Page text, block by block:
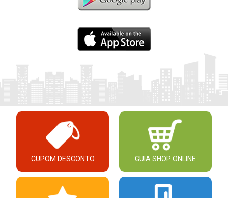
CUPOM DESCONTO GUIA SHOP ONLINE